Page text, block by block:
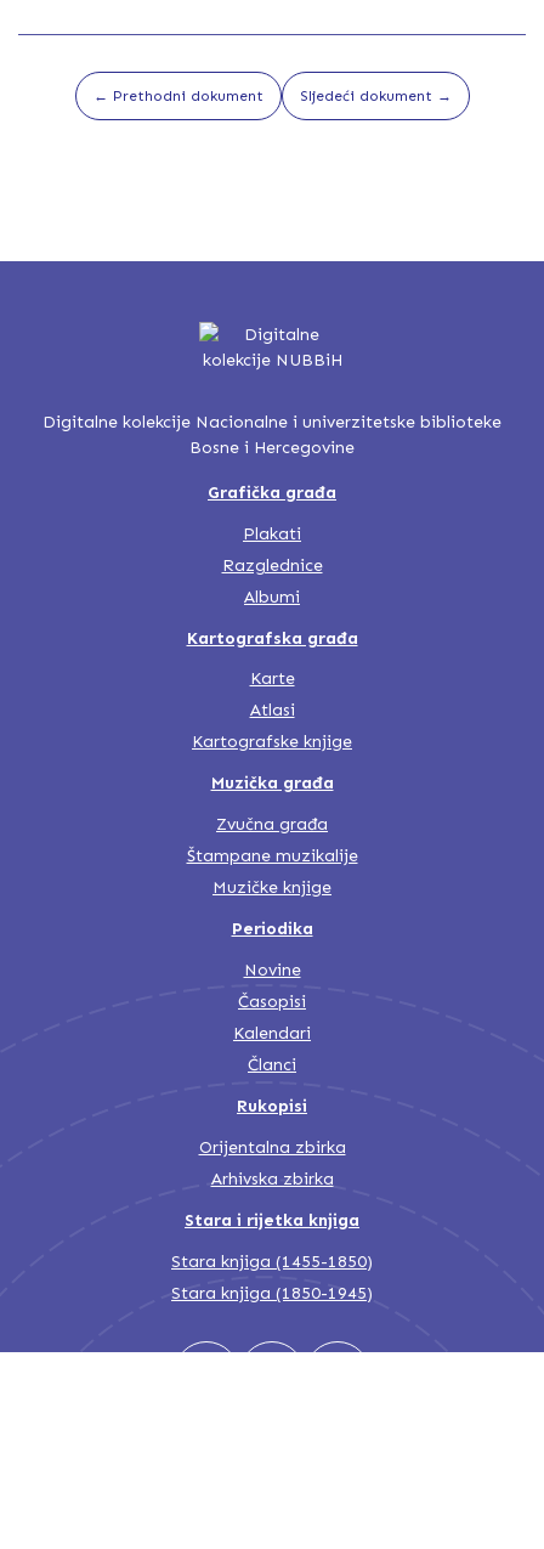
← Prethodni dokument Sljedeći dokument →
Digitalne kolekcije Nacionalne i univerzitetske biblioteke
Bosne i Hercegovine
Grafička građa
Plakati
Razglednice
Albumi
Kartografska građa
Karte
Atlasi
Kartografske knjige
Muzička građa
Zvučna građa
Štampane muzikalije
Muzičke knjige
Periodika
Novine
Časopisi
Kalendari
Članci
Rukopisi
Orijentalna zbirka
Arhivska zbirka
Stara i rijetka knjiga
Stara knjiga (1455-1850)
Stara knjiga (1850-1945)